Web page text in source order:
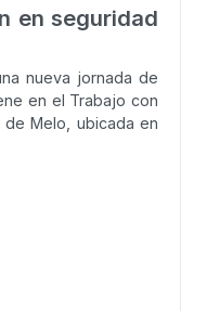
en seguridad
nueva jornada de
en el Trabajo con
Melo, ubicada en